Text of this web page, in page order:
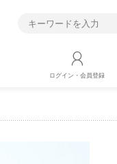
ログイン・会員登録